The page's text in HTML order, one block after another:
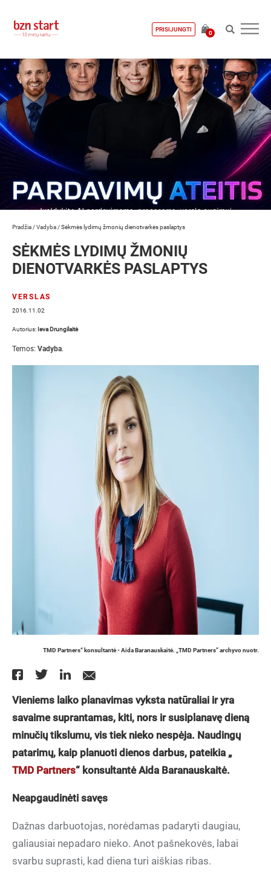
PRISIJUNGTI
0
Pradžia /Vadyba /Sėkmės lydimų žmonių dienotvarkės paslaptys
SĖKMĖS LYDIMŲ ŽMONIŲ
DIENOTVARKĖS PASLAPTYS
VERSLAS
2016.11.02
Autorius: Ieva Drungilaitė
Temos: Vadyba.
TMD Partners“ konsultantė - Aida Baranauskaitė. „TMD Partners” archyvo nuotr.
Vieniems laiko planavimas vyksta natūraliai ir yra
savaime suprantamas, kiti, nors ir susiplanavę dieną
minučių tikslumu, vis tiek nieko nespėja. Naudingų
patarimų, kaip planuoti dienos darbus, pateikia „
TMD Partners“ konsultantė Aida Baranauskaitė.
Neapgaudinėti savęs
Dažnas darbuotojas, norėdamas padaryti daugiau,
galiausiai nepadaro nieko. Anot pašnekovės, labai
svarbu suprasti, kad diena turi aiškias ribas.